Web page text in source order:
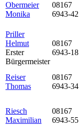
Obermeier
Monika
08167
6943-42
Priller
Helmut
Erster
Bürgermeister
08167
6943-18
Reiser
Thomas
08167
6943-34
Riesch
Maximilian
08167
6943-55